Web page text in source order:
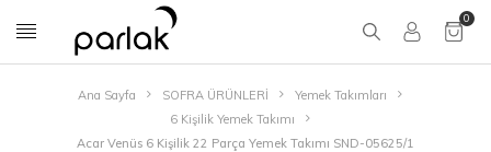
0
Ana Sayfa SOFRA ÜRÜNLERİ
Yemek Takımları
6 Kişilik Yemek Takımı
Acar Venüs 6 Kişilik 22 Parça Yemek Takımı SND-05625/1